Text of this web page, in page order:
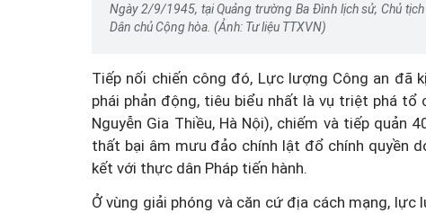
Ngày 2/9/1945, tại Quảng trường Ba Đình lịch sử, Chủ
Dân chủ Cộng hòa. (Ảnh: Tư liệu TTXVN)
Tiếp nối chiến công đó, Lực lượng Công an đã
phái phản động, tiêu biểu nhất là vụ triệt phá tổ
Nguyễn Gia Thiều, Hà Nội), chiếm và tiếp
thất bại âm mưu đảo chính lật đổ chính quyền
kết với thực dân Pháp tiến hành.
Ở vùng giải phóng và căn cứ địa cách mạng,